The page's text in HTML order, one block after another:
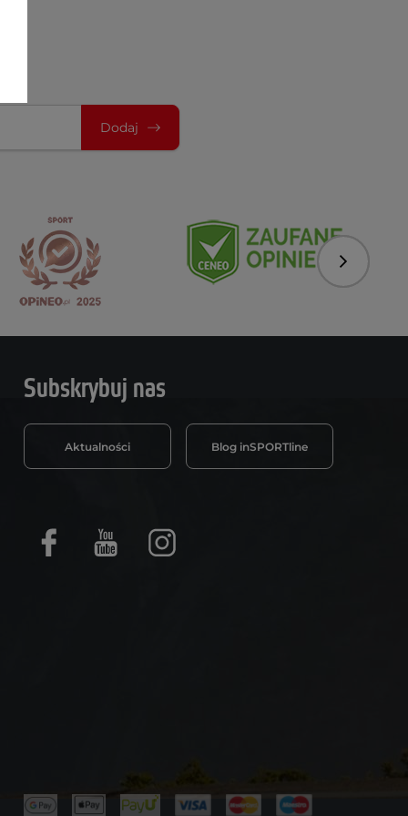
Dodaj
Następny
Subskrybuj nas
Aktualności Blog inSPORTline
FacebookYoutube Instagram